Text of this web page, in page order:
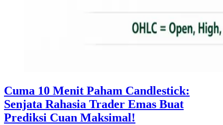
Cuma 10 Menit Paham Candlestick:
Senjata Rahasia Trader Emas Buat
Prediksi Cuan Maksimal!